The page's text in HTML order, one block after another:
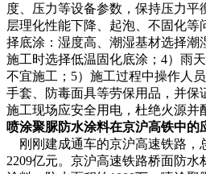
度、压力等设备参数，保持压力
层理化性能下降、起泡、不固化等
择底涂：湿度高、潮湿基材选择潮
施工时选择低温固化底涂；4）雨
不宜施工；5）施工过程中操作人
手套、防毒面具等劳保用品，并保
施工现场应安全用电，杜绝火源并
喷涂聚脲防水涂料在京沪高铁中的
刚刚建成通车的京沪高速铁路，
2209亿元。京沪高速铁路桥面防